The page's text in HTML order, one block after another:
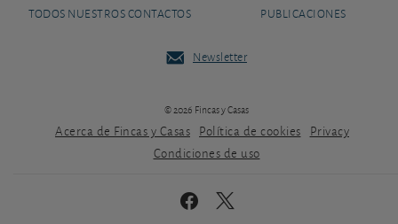
TODOS NUESTROS CONTACTOS PUBLICACIONES
Newsletter
© 2026 Fincas y Casas
Acerca de Fincas y Casas Política de cookies
Privacy
Condiciones de uso